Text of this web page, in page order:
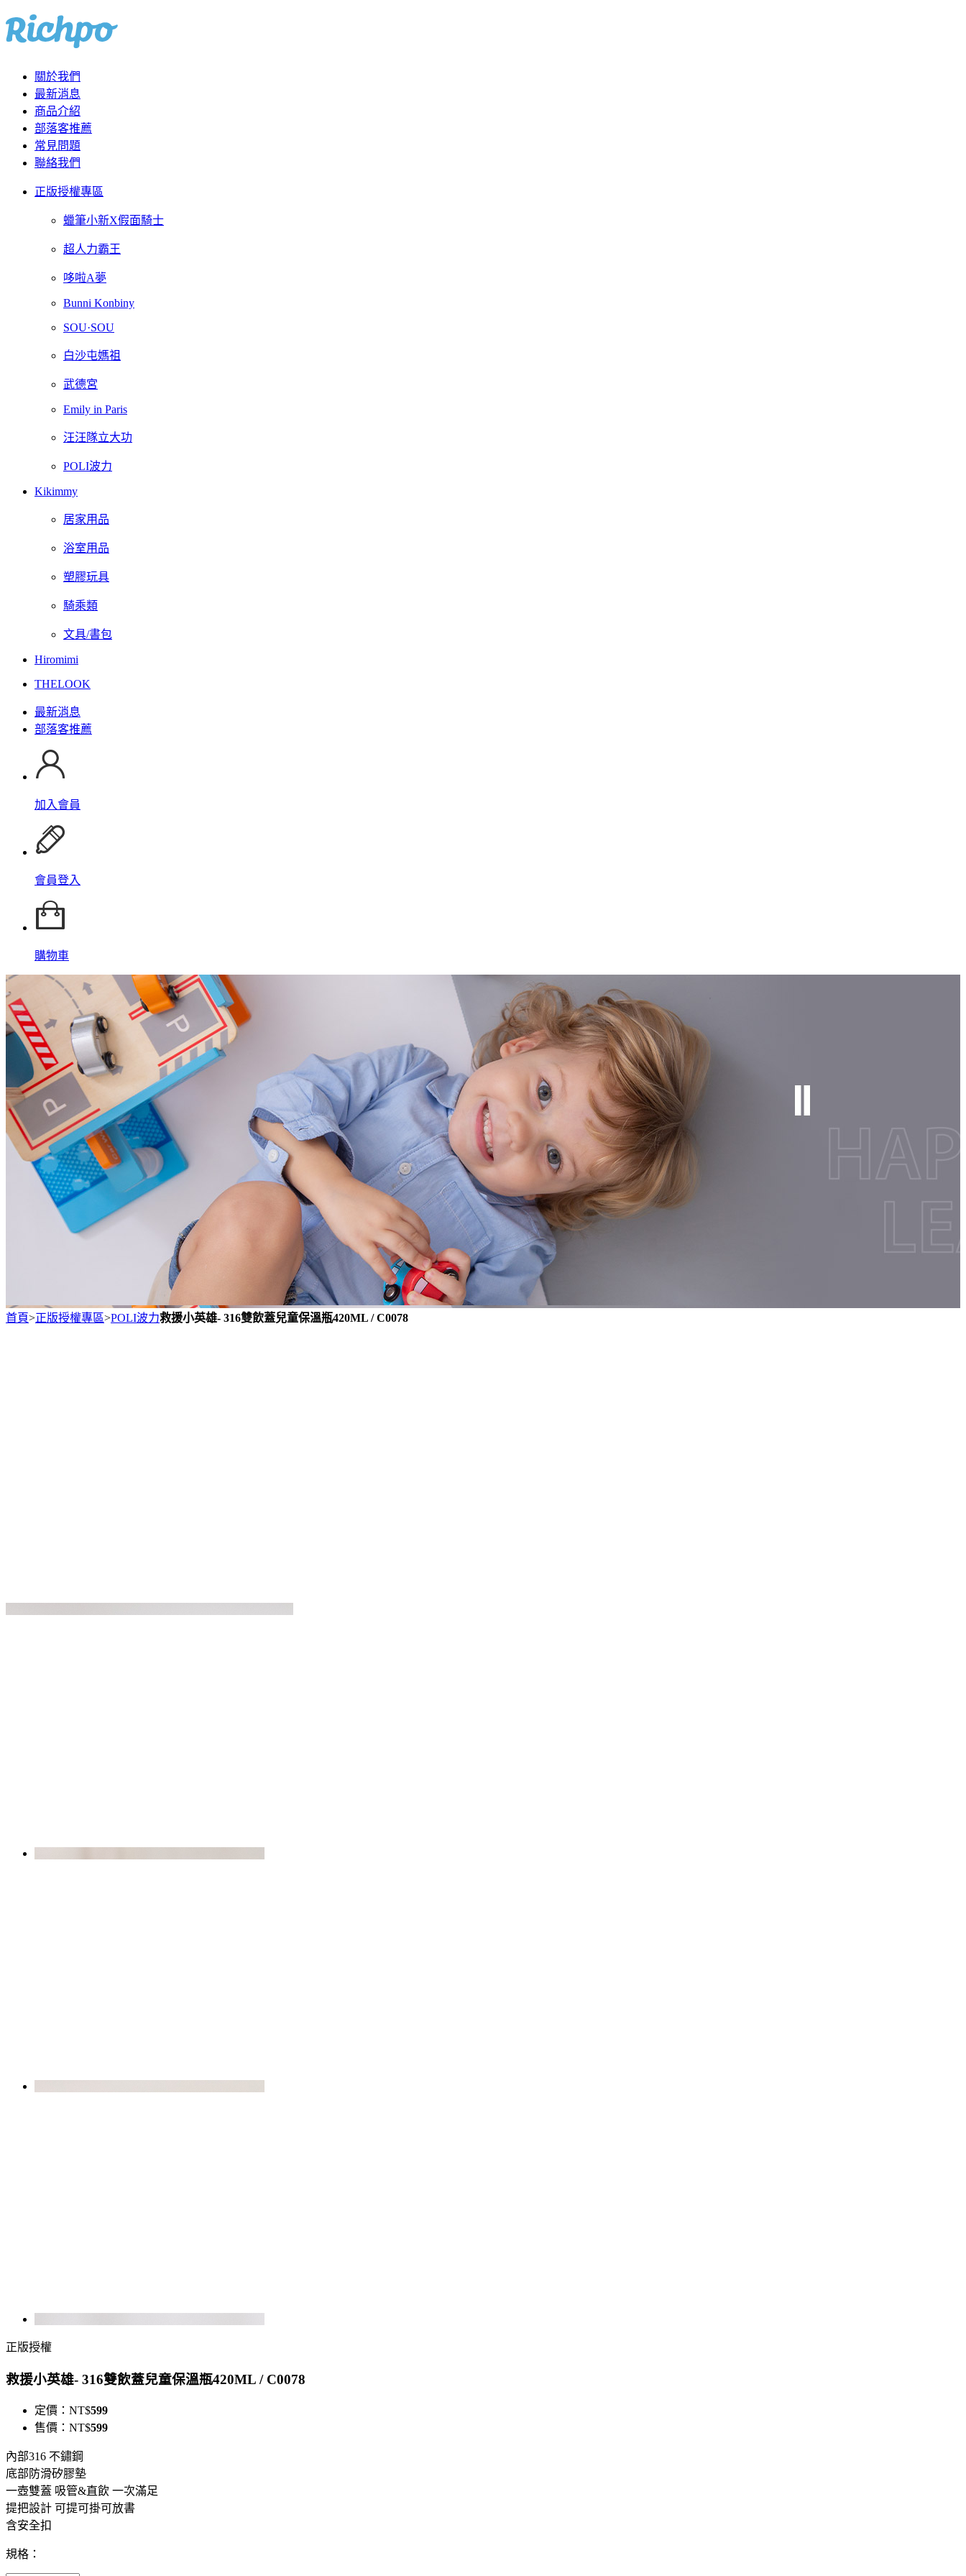
關於我們
最新消息
商品介紹
部落客推薦
常見問題
聯絡我們
正版授權專區
蠟筆小新X假面騎士
超人力霸王
哆啦A夢
Bunni Konbiny
SOU·SOU
白沙屯媽祖
武德宮
Emily in Paris
汪汪隊立大功
POLI波力
Kikimmy
居家用品
浴室用品
塑膠玩具
騎乘類
文具/書包
Hiromimi
THELOOK
最新消息
部落客推薦
加入會員
會員登入
購物車
首頁>正版授權專區>POLI波力救援小英雄- 316雙飲蓋兒童保溫瓶420ML / C0078
正版授權
救援小英雄- 316雙飲蓋兒童保溫瓶420ML / C0078
定價： NT$599
售價： NT$599
內部316 不鏽鋼
底部防滑矽膠墊
一壺雙蓋 吸管&直飲 一次滿足
提把設計 可提可掛可放書
含安全扣
規格：